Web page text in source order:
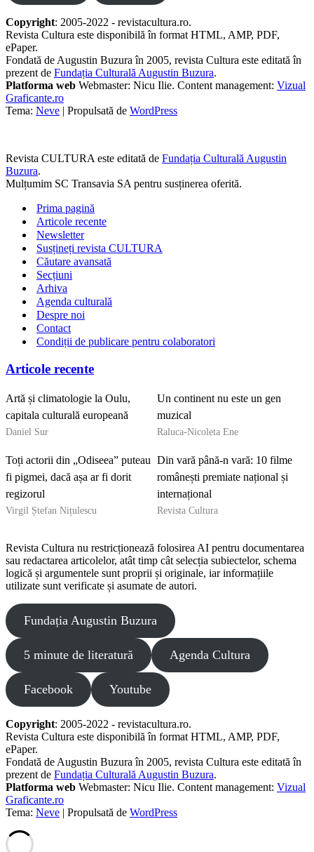
Copyright: 2005-2022 - revistacultura.ro.
Revista Cultura este disponibilă în format HTML, AMP, PDF,
ePaper.
Fondată de Augustin Buzura în 2005, revista Cultura este editată în
prezent de Fundația Culturală Augustin Buzura.
Platforma web Webmaster: Nicu Ilie. Content management: Vizual
Graficante.ro
Tema: Neve | Propulsată de WordPress
Revista CULTURA este editată de Fundația Culturală Augustin
Buzura.
Mulțumim SC Transavia SA pentru susținerea oferită.
Prima pagină
Articole recente
Newsletter
Susțineți revista CULTURA
Căutare avansată
Secțiuni
Arhiva
Agenda culturală
Despre noi
Contact
Condiții de publicare pentru colaboratori
Articole recente
Artă și climatologie la Oulu,
capitala culturală europeană
Daniel Sur
Un continent nu este un gen
muzical
Raluca-Nicoleta Ene
Toți actorii din „Odiseea” puteau
fi pigmei, dacă așa ar fi dorit
regizorul
Virgil Ștefan Nițulescu
Din vară până-n vară: 10 filme
românești premiate național și
internațional
Revista Cultura
Revista Cultura nu restricționează folosirea AI pentru documentarea
sau redactarea articolelor, atât timp cât selecția subiectelor, schema
logică și argumentele sunt proprii și originale, iar informațiile
utilizate sunt verificate și asumate de autori.
Fundația Augustin Buzura
5 minute de literatură Agenda Cultura
Facebook Youtube
Copyright: 2005-2022 - revistacultura.ro.
Revista Cultura este disponibilă în format HTML, AMP, PDF,
ePaper.
Fondată de Augustin Buzura în 2005, revista Cultura este editată în
prezent de Fundația Culturală Augustin Buzura.
Platforma web Webmaster: Nicu Ilie. Content management: Vizual
Graficante.ro
Tema: Neve | Propulsată de WordPress